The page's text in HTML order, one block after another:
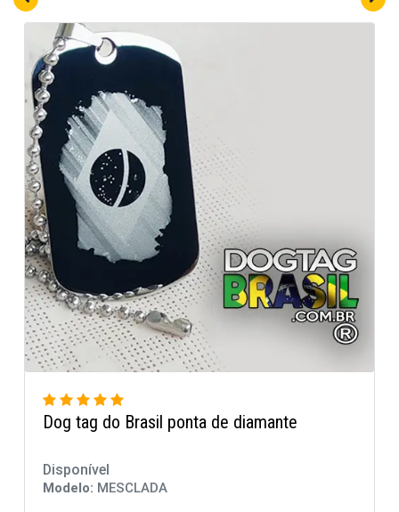
Dog Tag Justiceiro Brasil
Disponível
Modelo:MESCLADA